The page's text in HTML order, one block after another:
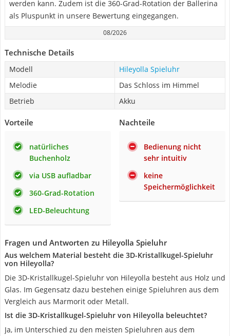
werden kann. Zudem ist die 360-Grad-Rotation der Ballerina
als Pluspunkt in unsere Bewertung eingegangen.
08/2026
Technische Details
Modell
Hileyolla Spieluhr
Melodie
Das Schloss im Himmel
Betrieb
Akku
Vorteile
natürliches
Buchenholz
via USB aufladbar
360-Grad-Rotation
LED-Beleuchtung
Nachteile
Bedienung nicht
sehr intuitiv
keine
Speichermöglichkeit
Fragen und Antworten zu Hileyolla Spieluhr
Aus welchem Material besteht die 3D-Kristallkugel-Spieluhr
von Hileyolla?
Die 3D-Kristallkugel-Spieluhr von Hileyolla besteht aus Holz und
Glas. Im Gegensatz dazu bestehen einige Spieluhren aus dem
Vergleich aus Marmorit oder Metall.
Ist die 3D-Kristallkugel-Spieluhr von Hileyolla beleuchtet?
Ja, im Unterschied zu den meisten Spieluhren aus dem